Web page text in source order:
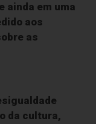
ainda em uma
aos
as
da cultura,